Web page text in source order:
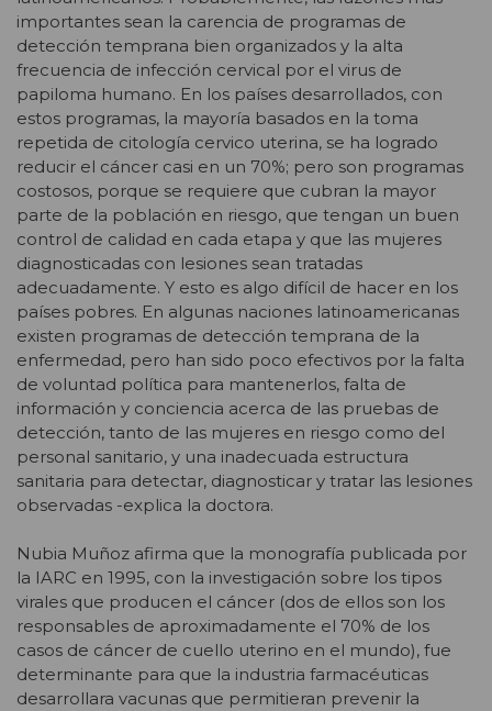
importantes sean la carencia de programas de
detección temprana bien organizados y la alta
frecuencia de infección cervical por el virus de
papiloma humano. En los países desarrollados, con
estos programas, la mayoría basados en la toma
repetida de citología cervico uterina, se ha logrado
reducir el cáncer casi en un 70%; pero son programas
costosos, porque se requiere que cubran la mayor
parte de la población en riesgo, que tengan un buen
control de calidad en cada etapa y que las mujeres
diagnosticadas con lesiones sean tratadas
adecuadamente. Y esto es algo difícil de hacer en los
países pobres. En algunas naciones latinoamericanas
existen programas de detección temprana de la
enfermedad, pero han sido poco efectivos por la falta
de voluntad política para mantenerlos, falta de
información y conciencia acerca de las pruebas de
detección, tanto de las mujeres en riesgo como del
personal sanitario, y una inadecuada estructura
sanitaria para detectar, diagnosticar y tratar las lesiones
observadas -explica la doctora.
Nubia Muñoz afirma que la monografía publicada por
la IARC en 1995, con la investigación sobre los tipos
virales que producen el cáncer (dos de ellos son los
responsables de aproximadamente el 70% de los
casos de cáncer de cuello uterino en el mundo), fue
determinante para que la industria farmacéuticas
desarrollara vacunas que permitieran prevenir la